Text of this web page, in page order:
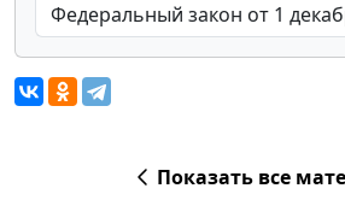
Показать все